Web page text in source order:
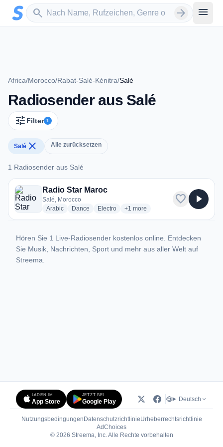
Zum Hauptinhalt springen
search
Sender suchen arrow_forward menu
Africa/Morocco/Rabat-Salé-Kénitra/Salé
Radiosender aus Salé
tune Filter 1
Salé close Alle zurücksetzen
1 Radiosender aus Salé
1 Radiosender aus Salé
Radio Star Maroc
Salé, Morocco
Arabicradio stations
Dance radio stations
Electroradio stations
+1 more genres for Radio Star Maroc
more
favorite play_arrow
Hören Sie 1 Live-Radiosender kostenlos online. Entdecken
Sie Musik, Nachrichten, Sport und mehr aus aller Welt auf
Streema.
LADEN IM
App Store
JETZT BEI
Google Play Deutsch
Nutzungsbedingungen DatenschutzrichtlinieUrheberrechtsrichtlinie
AdChoices(öffnet in neuem Tab)
© 2026 Streema, Inc. Alle Rechte vorbehalten